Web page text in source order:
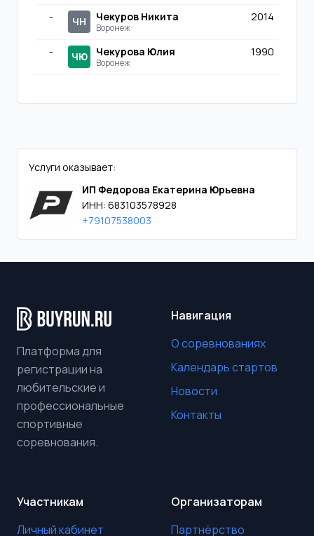
- ЧН Чекуров Никита
Воронеж
2014
- ЧЮ Чекурова Юлия
Воронеж
1990
Услуги оказывает:
ИП Федорова Екатерина Юрьевна
ИНН: 683103578928
+79107538003
Платформа для
регистрации на
любительские и
профессиональные
спортивные
соревнования.
Навигация
О соревнованиях
Календарь стартов
Новости
Контакты
Участникам
Личный кабинет
Организаторам
Партнёрство